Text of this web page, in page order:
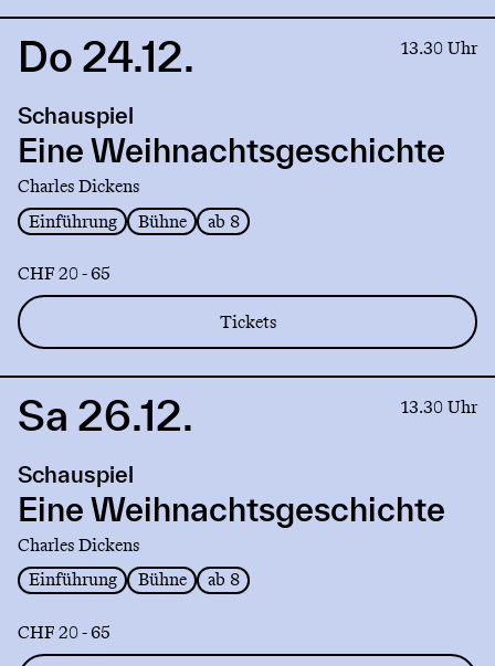
Link
Eine
Weihnachtsgeschichte
Do 24.12. 13.30 Uhr
Schauspiel
Eine Weihnachtsgeschichte
Charles Dickens
Einführung
Bühne ab 8
CHF 20 - 65
Tickets
Link
Eine
Weihnachtsgeschichte
Sa 26.12. 13.30 Uhr
Schauspiel
Eine Weihnachtsgeschichte
Charles Dickens
Einführung
Bühne ab 8
CHF 20 - 65